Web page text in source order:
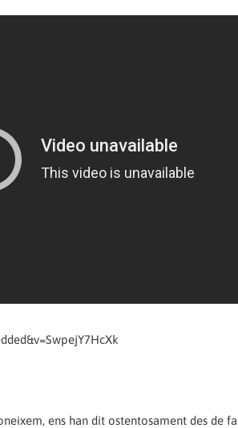
ens han dit ostentosament des de